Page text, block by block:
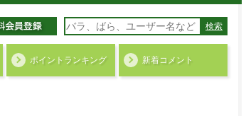
検索
ポイント ランキング 新着コメント